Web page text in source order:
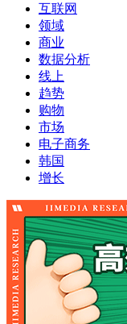
互联网
领域
商业
数据分析
线上
趋势
购物
市场
电子商务
韩国
增长